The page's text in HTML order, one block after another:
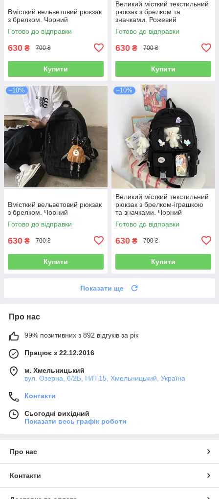
Вмісткий вельветовий рюкзак
з брелком. Чорний
Готово до відправки
630 ₴ 700 ₴
Купити
Великий місткий текстильний
рюкзак з брелком та
значками. Рожевий
Готово до відправки
630 ₴ 700 ₴
Купити
–10%
Вмісткий вельветовий рюкзак
з брелком. Чорний
Готово до відправки
630 ₴ 700 ₴
Купити
–10%
Великий місткий текстильний
рюкзак з брелком-іграшкою
та значками. Чорний
Готово до відправки
630 ₴ 700 ₴
Купити
Показати ще
Про нас
99% позитивних з 892 відгуків за рік
Працює з 22.12.2016
м. Хмельницький
вул. Озерна, 6/2Б, Н/П 15, Хмельницький, Україна
Контакти
Сьогодні вихідний
Показати весь графік роботи
Про нас
Контакти